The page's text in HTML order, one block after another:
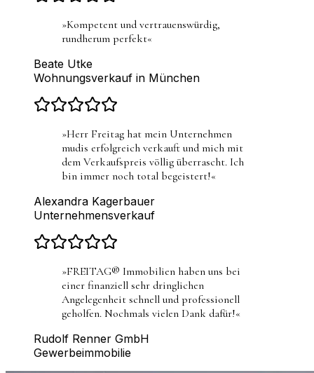
»Kompetent und vertrauenswürdig,
rundherum perfekt«
Beate Utke
Wohnungsverkauf in München
»Herr Freitag hat mein Unternehmen
mudis erfolgreich verkauft und mich mit
dem Verkaufspreis völlig überrascht. Ich
bin immer noch total begeistert!«
Alexandra Kagerbauer
Unternehmensverkauf
»FREITAG® Immobilien haben uns bei
einer finanziell sehr dringlichen
Angelegenheit schnell und professionell
geholfen. Nochmals vielen Dank dafür!«
Rudolf Renner GmbH
Gewerbeimmobilie